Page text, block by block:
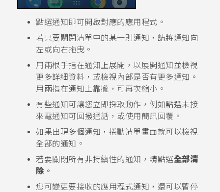
點選通知即可開啟對應的應用程式。
若只要關閉清單中的某一則通知，請將通知向
左或向右拖曳。
用兩根手指在通知上展開，以展開通知並檢視
更多詳細資料，或檢視內部是否有更多通知。
用兩指在通知上靠攏，可再次縮小。
有些通知可讓您立即採取動作，例如點選未接
來電通知可回撥通話，或使用簡訊回覆。
如果出現多個通知，捲動清單畫面就可以檢視
全部的通知。
若要關閉所有非持續性的通知，請點選全部清
除 。
您可變更要接收的應用程式通知，還可以暫停